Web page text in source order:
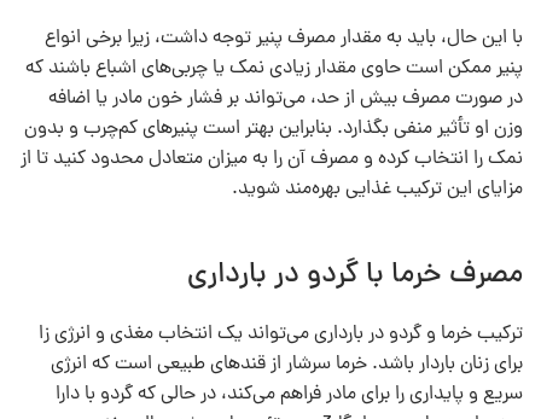
با این حال، باید به مقدار مصرف پنیر توجه داشت، زیرا برخی انواع
پنیر ممکن است حاوی مقدار زیادی نمک یا چربی‌های اشباع باشند که
در صورت مصرف بیش از حد، می‌تواند بر فشار خون مادر یا اضافه
وزن او تأثیر منفی بگذارد. بنابراین بهتر است پنیرهای کم‌چرب و بدون
نمک را انتخاب کرده و مصرف آن را به میزان متعادل محدود کنید تا از
مزایای این ترکیب غذایی بهره‌مند شوید.
مصرف خرما با گردو در بارداری
ترکیب خرما و گردو در بارداری می‌تواند یک انتخاب مغذی و انرژی‌ زا
برای زنان باردار باشد. خرما سرشار از قندهای طبیعی است که انرژی
سریع و پایداری را برای مادر فراهم می‌کند، در حالی که گردو با دارا